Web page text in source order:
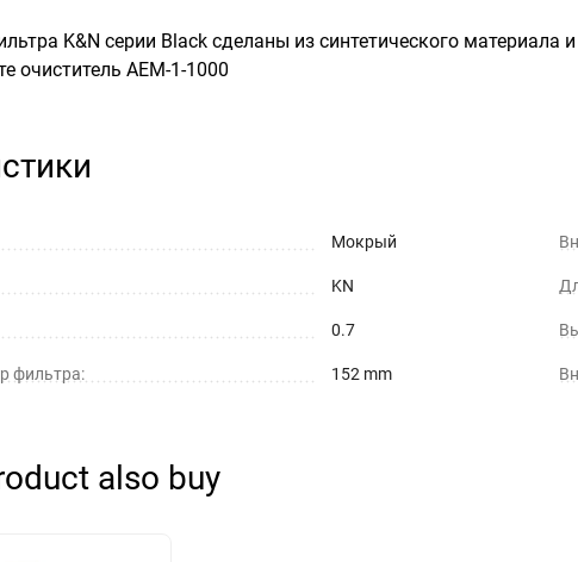
K&N серии Black сделаны из синтетического
очиститель AEM-1-1000
Мокрый
KN
0.7
фильтра: 152 mm
also buy